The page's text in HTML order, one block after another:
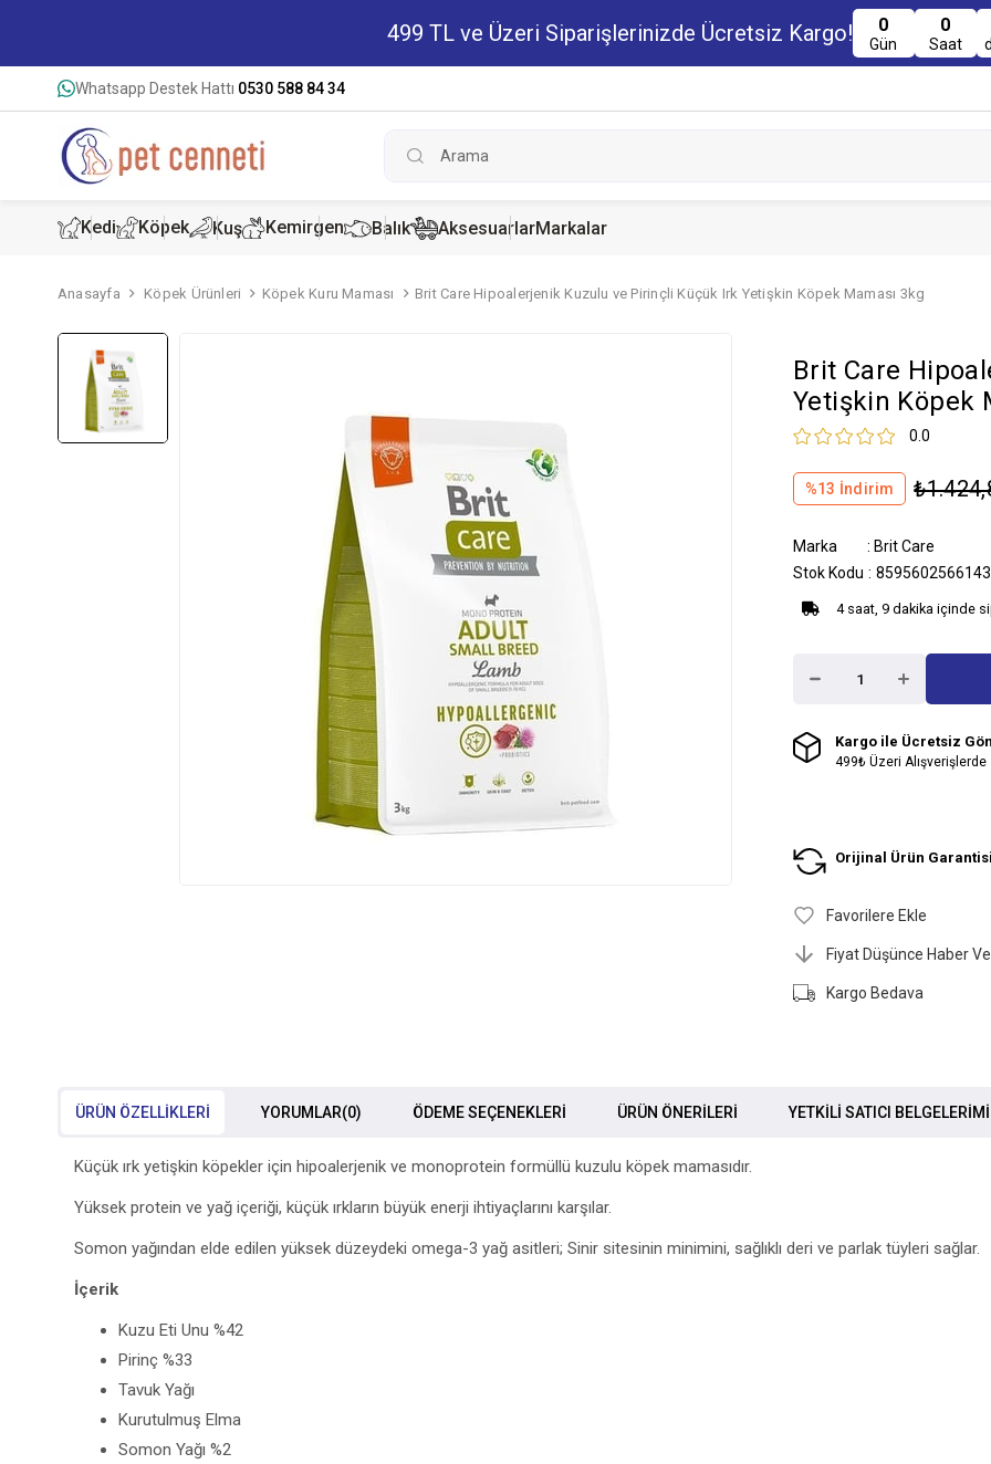
499 TL ve Üzeri Siparişlerinizde Ücretsiz Kargo! 0
Gün
0
Saat
Whatsapp Destek Hattı 0530 588 84 34
Kedi Köpek Kuş Kemirgen Balık AksesuarlarMarkalar
Anasayfa Köpek Ürünleri Köpek Kuru Maması Brit Care Hipoalerjenik Kuzulu ve Pirinçli Küçük Irk Yetişkin Köpek Maması 3kg
Brit Care
Yetişkin Köpek
0.0
%13 İndirim
Marka : Brit Care
Stok Kodu
8595602566143
4 saat, 9 dakika içinde
Kargo ile Ücretsiz
499₺ Üzeri Alışverişlerde
Orijinal Ürün
Favorilere Ekle
Fiyat Düşünce Haber
Kargo Bedava
ÜRÜN ÖZELLIKLERI YORUMLAR(0) ÖDEME SEÇENEKLERI ÜRÜN ÖNERILERI YETKİLİ SATICI
Küçük ırk yetişkin köpekler için hipoalerjenik ve monoprotein formüllü kuzulu köpek mamasıdır.
Yüksek protein ve yağ içeriği, küçük ırkların büyük enerji ihtiyaçlarını karşılar.
Somon yağından elde edilen yüksek düzeydeki omega-3 yağ asitleri; Sinir sitesinin minimini, sağlıklı deri ve parlak tüyleri sağlar.
İçerik
Kuzu Eti Unu %42
Pirinç %33
Tavuk Yağı
Kurutulmuş Elma
Somon Yağı %2